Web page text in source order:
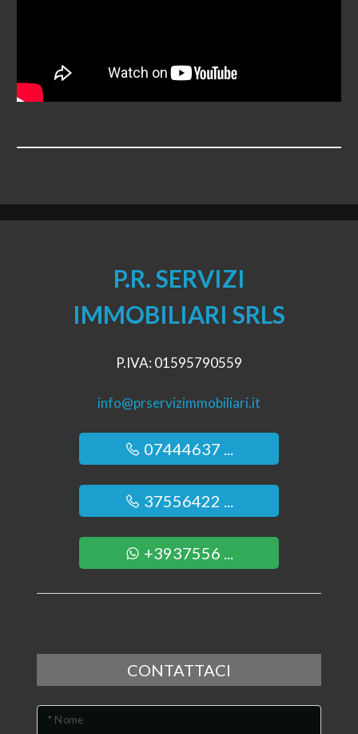
P.R. SERVIZI
IMMOBILIARI SRLS
P.IVA: 01595790559
info@prservizimmobiliari.it
07444637 ...
37556422 ...
+3937556 ...
CONTATTACI
* Nome
Ascensore
Arredato